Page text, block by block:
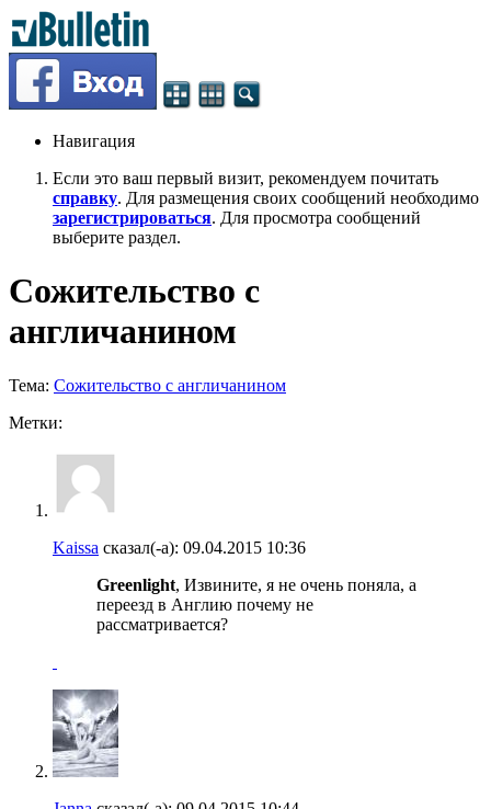
Навигация
Если это ваш первый визит, рекомендуем почитать
справку. Для размещения своих сообщений необходимо
зарегистрироваться. Для просмотра сообщений
выберите раздел.
Сожительство с
англичанином
Тема: Сожительство с англичанином
Метки:
Kaissa сказал(-а): 09.04.2015 10:36
Greenlight, Извините, я не очень поняла, а
переезд в Англию почему не
рассматривается?